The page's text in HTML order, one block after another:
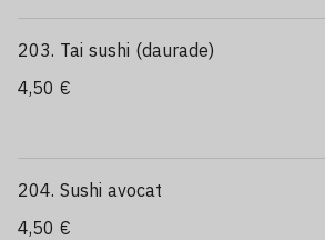
203. Tai sushi (daurade)
4,50 €
204. Sushi avocat
4,50 €